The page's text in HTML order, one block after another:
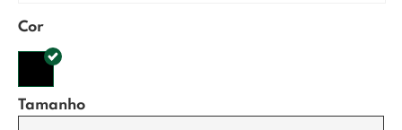
Cor
Tamanho